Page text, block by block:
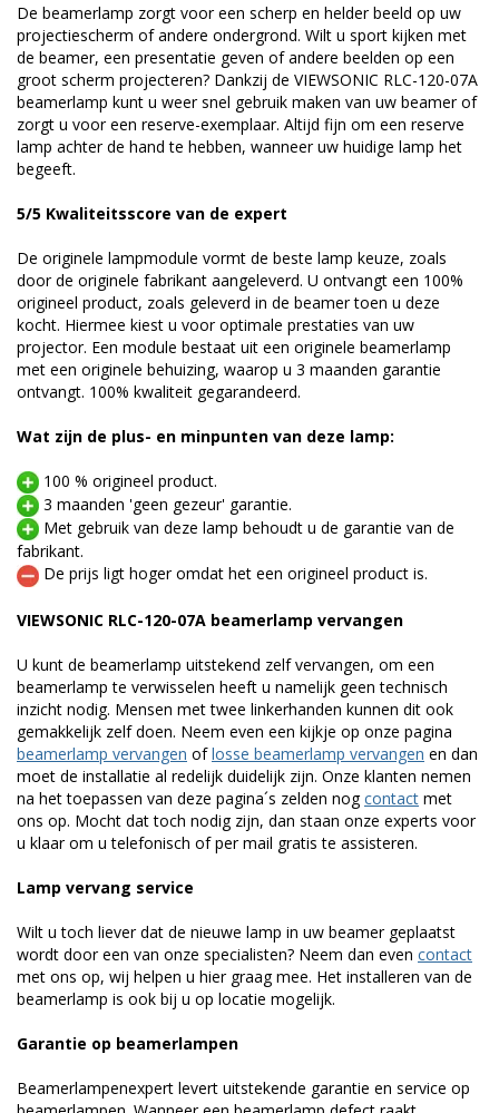
De beamerlamp zorgt voor een scherp en helder beeld op uw
projectiescherm of andere ondergrond. Wilt u sport kijken met
de beamer, een presentatie geven of andere beelden op een
groot scherm projecteren? Dankzij de VIEWSONIC RLC-120-07A
beamerlamp kunt u weer snel gebruik maken van uw beamer of
zorgt u voor een reserve-exemplaar. Altijd fijn om een reserve
lamp achter de hand te hebben, wanneer uw huidige lamp het
begeeft.
5/5 Kwaliteitsscore van de expert
De originele lampmodule vormt de beste lamp keuze, zoals
door de originele fabrikant aangeleverd. U ontvangt een 100%
origineel product, zoals geleverd in de beamer toen u deze
kocht. Hiermee kiest u voor optimale prestaties van uw
projector. Een module bestaat uit een originele beamerlamp
met een originele behuizing, waarop u 3 maanden garantie
ontvangt. 100% kwaliteit gegarandeerd.
Wat zijn de plus- en minpunten van deze lamp:
100 % origineel product.
3 maanden 'geen gezeur' garantie.
Met gebruik van deze lamp behoudt u de garantie van de
fabrikant.
De prijs ligt hoger omdat het een origineel product is.
VIEWSONIC RLC-120-07A beamerlamp vervangen
U kunt de beamerlamp uitstekend zelf vervangen, om een
beamerlamp te verwisselen heeft u namelijk geen technisch
inzicht nodig. Mensen met twee linkerhanden kunnen dit ook
gemakkelijk zelf doen. Neem even een kijkje op onze pagina
beamerlamp vervangen oflosse beamerlamp vervangen en dan
moet de installatie al redelijk duidelijk zijn. Onze klanten nemen
na het toepassen van deze pagina´s zelden nogcontact met
ons op. Mocht dat toch nodig zijn, dan staan onze experts voor
u klaar om u telefonisch of per mail gratis te assisteren.
Lamp vervang service
Wilt u toch liever dat de nieuwe lamp in uw beamer geplaatst
wordt door een van onze specialisten? Neem dan even contact
met ons op, wij helpen u hier graag mee. Het installeren van de
beamerlamp is ook bij u op locatie mogelijk.
Garantie op beamerlampen
Beamerlampenexpert levert uitstekende garantie en service op